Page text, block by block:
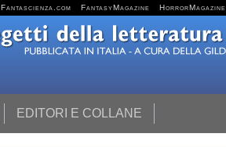
Fantascienza.com FantasyMagazine HorrorMagazine
EDITORI E COLLANE